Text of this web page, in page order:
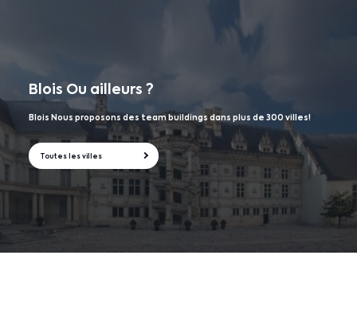
Blois Ou ailleurs ?
Blois Nous proposons des team buildings dans plus de 300 villes!
Toutes les villes